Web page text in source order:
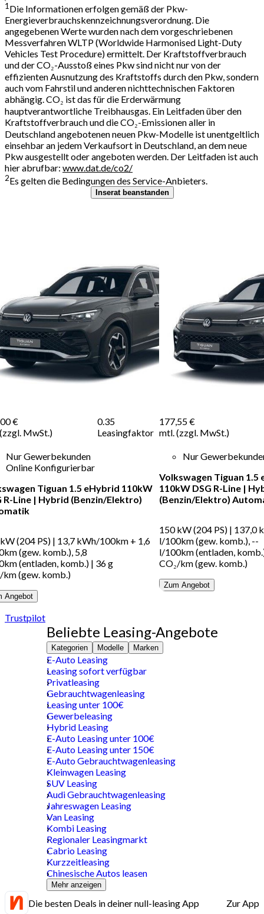
1 Die Informationen erfolgen gemäß der Pkw-
Energieverbrauchskennzeichnungsverordnung. Die
angegebenen Werte wurden nach dem vorgeschriebenen
Messverfahren WLTP (Worldwide Harmonised Light-Duty
Vehicles Test Procedure) ermittelt. Der Kraftstoffverbrauch
und der CO₂-Ausstoß eines Pkw sind nicht nur von der
effizienten Ausnutzung des Kraftstoffs durch den Pkw, sondern
auch vom Fahrstil und anderen nichttechnischen Faktoren
abhängig. CO₂ ist das für die Erderwärmung
hauptverantwortliche Treibhausgas. Ein Leitfaden über den
Kraftstoffverbrauch und die CO₂-Emissionen aller in
Deutschland angebotenen neuen Pkw-Modelle ist unentgeltlich
einsehbar an jedem Verkaufsort in Deutschland, an dem neue
Pkw ausgestellt oder angeboten werden. Der Leitfaden ist auch
hier abrufbar: www.dat.de/co2/
2Es gelten die Bedingungen des Service-Anbieters.
Inserat beanstanden
€
MwSt.)
0.35
Leasingfaktor
Nur Gewerbekunden
Online Konfigurierbar
Tiguan 1.5 eHybrid 110kW
R-Line | Hybrid (Benzin/Elektro)
(204 PS) | 13,7 kWh/100km + 1,6
(gew. komb.), 5,8
(entladen, komb.) | 36 g
km (gew. komb.)
Angebot
177,55 €
mtl. (zzgl. MwSt.)
Nur
Volkswagen Tiguan 1.5
110kW DSG R-Line |
(Benzin/Elektro)
150 kW (204 PS) | 137,0
l/100km (gew. komb.), --
l/100km (entladen,
CO₂/km (gew. komb.)
Zum Angebot
Trustpilot
Beliebte Leasing-Angebote
Kategorien Modelle Marken
E-Auto Leasing
Leasing sofort verfügbar
Privatleasing
Gebrauchtwagenleasing
Leasing unter 100€
Gewerbeleasing
Hybrid Leasing
E-Auto Leasing unter 100€
E-Auto Leasing unter 150€
E-Auto Gebrauchtwagenleasing
Kleinwagen Leasing
SUV Leasing
Audi Gebrauchtwagenleasing
Jahreswagen Leasing
Van Leasing
Kombi Leasing
Regionaler Leasingmarkt
Cabrio Leasing
Kurzzeitleasing
Chinesische Autos leasen
Mehr anzeigen
Die besten Deals in deiner null-leasing App Zur App